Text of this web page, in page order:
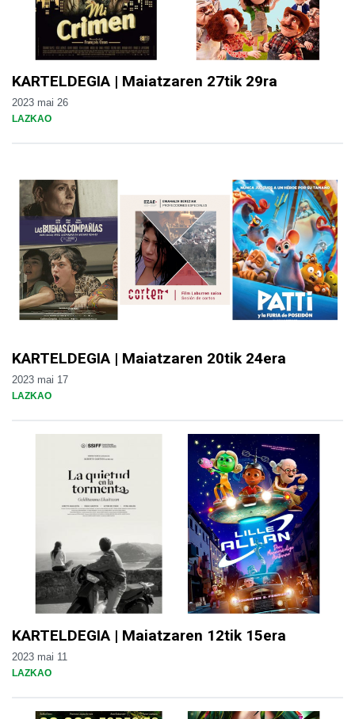
KARTELDEGIA | Maiatzaren 27tik 29ra
2023 mai 26
LAZKAO
KARTELDEGIA | Maiatzaren 20tik 24era
2023 mai 17
LAZKAO
KARTELDEGIA | Maiatzaren 12tik 15era
2023 mai 11
LAZKAO